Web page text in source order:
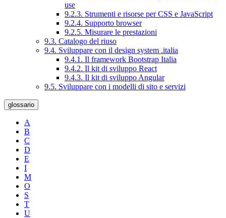
use
9.2.3. Strumenti e risorse per CSS e JavaScript
9.2.4. Supporto browser
9.2.5. Misurare le prestazioni
9.3. Catalogo del riuso
9.4. Sviluppare con il design system .italia
9.4.1. Il framework Bootstrap Italia
9.4.2. Il kit di sviluppo React
9.4.3. Il kit di sviluppo Angular
9.5. Sviluppare con i modelli di sito e servizi
glossario
A
B
C
D
E
I
M
O
S
T
U